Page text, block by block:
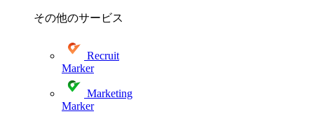
その他のサービス
Recruit
Marker
Marketing
Marker